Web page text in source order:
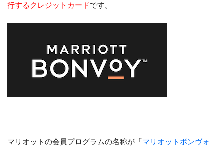
行するクレジットカードです。
マリオットの会員プログラムの名称が「マリオットボンヴォ